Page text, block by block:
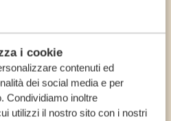
i cookie
contenuti ed
dei social media e per
Condividiamo inoltre
utilizzi il nostro sito con i nostri
SULL’ISOLA
DEL SAFARI